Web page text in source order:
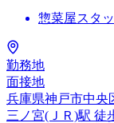
惣菜屋スタ
勤務地
面接地
兵庫県神戸市中央
三ノ宮(ＪＲ)駅 徒